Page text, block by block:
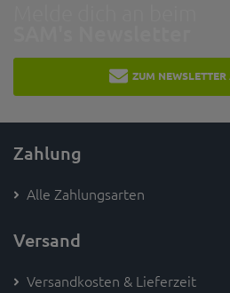
ZUM
Zahlung
Alle Zahlungsarten
Versand
Versandkosten & Lieferzeit